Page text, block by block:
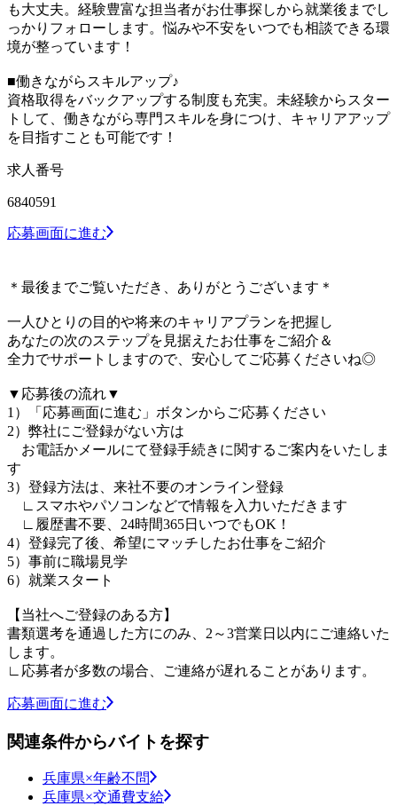
も大丈夫。経験豊富な担当者がお仕事探しから就業後までし
っかりフォローします。悩みや不安をいつでも相談できる環
境が整っています！
■働きながらスキルアップ♪
資格取得をバックアップする制度も充実。未経験からスター
トして、働きながら専門スキルを身につけ、キャリアアップ
を目指すことも可能です！
求人番号
6840591
応募画面に進む
＊最後までご覧いただき、ありがとうございます＊
一人ひとりの目的や将来のキャリアプランを把握し
あなたの次のステップを見据えたお仕事をご紹介＆
全力でサポートしますので、安心してご応募くださいね◎
▼応募後の流れ▼
1）「応募画面に進む」ボタンからご応募ください
2）弊社にご登録がない方は
お電話かメールにて登録手続きに関するご案内をいたしま
す
3）登録方法は、来社不要のオンライン登録
∟スマホやパソコンなどで情報を入力いただきます
∟履歴書不要、24時間365日いつでもOK！
4）登録完了後、希望にマッチしたお仕事をご紹介
5）事前に職場見学
6）就業スタート
【当社へご登録のある方】
書類選考を通過した方にのみ、2～3営業日以内にご連絡いた
します。
∟応募者が多数の場合、ご連絡が遅れることがあります。
応募画面に進む
関連条件からバイトを探す
兵庫県×年齢不問
兵庫県×交通費支給